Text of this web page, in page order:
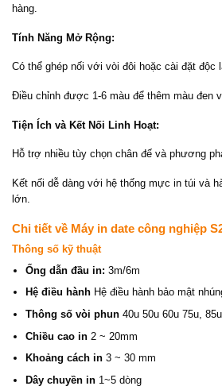
hàng.
Tính Năng Mở Rộng:
Có thể ghép nối với vòi đôi hoặc cài đặt độc
Điều chỉnh được 1-6 màu để thêm màu đen
Tiện Ích và Kết Nối Linh Hoạt:
Hỗ trợ nhiều tùy chọn chân đế và phương
Kết nối dễ dàng với hệ thống mực in túi và
lớn.
Chi tiết về Máy in date công nghiệp
Thông số kỹ thuật
Ống dẫn đầu in: 3m/6m
Hệ điều hànhHệ điều hành bảo mật
Thông số vòi phun40u 50u 60u 75u, 85u
Chiều cao in2 ~ 20mm
Khoảng cách in3 ~ 30 mm
Dây chuyền in1~5 dòng